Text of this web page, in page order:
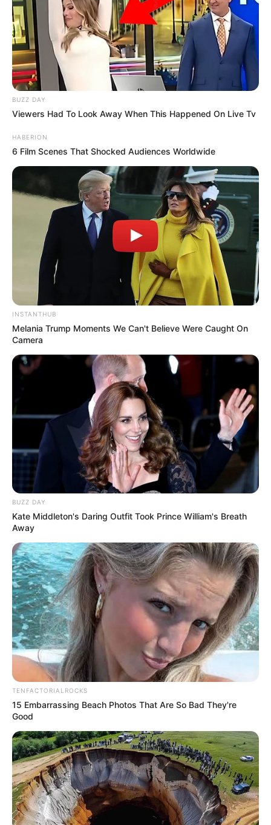
BUZZ DAY
Viewers Had To Look Away When This Happened On Live Tv
HABERION
6 Film Scenes That Shocked Audiences Worldwide
INSTANTHUB
Melania Trump Moments We Can't Believe Were Caught On
Camera
BUZZ DAY
Kate Middleton's Daring Outfit Took Prince William's Breath
Away
TENFACTORIALROCKS
15 Embarrassing Beach Photos That Are So Bad They're
Good